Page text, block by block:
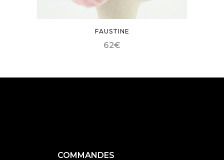
FAUSTINE
62€
COMMANDES